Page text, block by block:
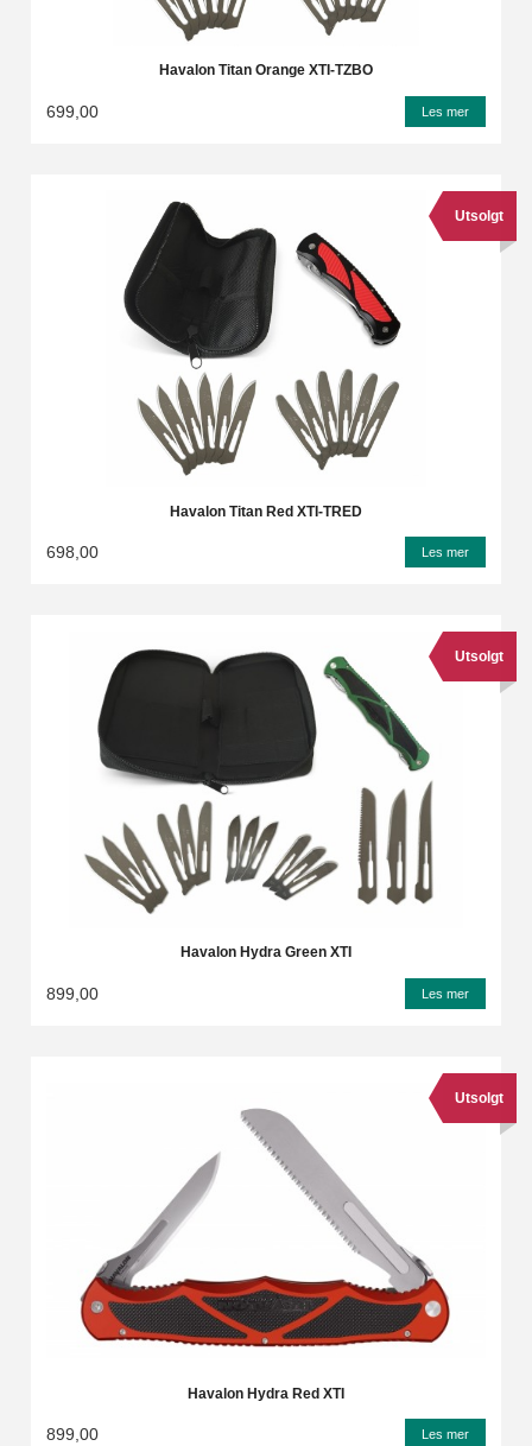
Havalon Titan Orange XTI-TZBO
699,00 Les mer
Havalon Titan Red XTI-TRED
Utsolgt
698,00 Les mer
Havalon Hydra Green XTI
Utsolgt
899,00 Les mer
Havalon Hydra Red XTI
Utsolgt
899,00 Les mer